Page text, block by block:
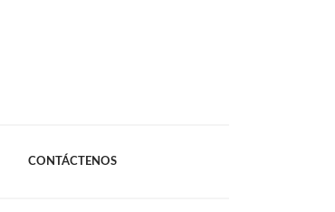
CONTÁCTENOS